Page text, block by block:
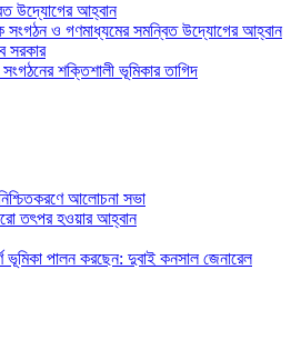
উদ্যোগের আহ্বান
সংগঠন ও গণমাধ্যমের সমন্বিত উদ্যোগের আহ্বান
সরকার
শক্তিশালী ভূমিকার তাগিদ
আলোচনা সভা
তৎপর হওয়ার আহ্বান
ভূমিকা পালন করছেন: দুবাই কনসাল জেনারেল